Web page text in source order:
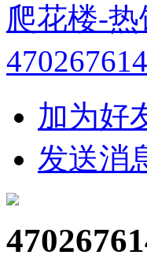
爬花楼-
470267614
加为好
发送消